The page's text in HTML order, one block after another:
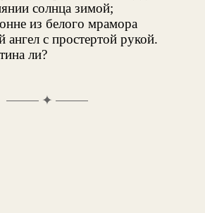
солнца зимой;
из белого мрамора
ангел с простертой рукой.
ли?
✦